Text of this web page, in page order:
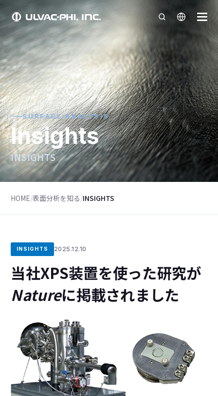
SURFACE ANALYSIS
Insights
INSIGHTS
HOME/表面分析を知る/INSIGHTS
INSIGHTS 2025.12.10
当社XPS装置を使った研究が
Natureに掲載されました